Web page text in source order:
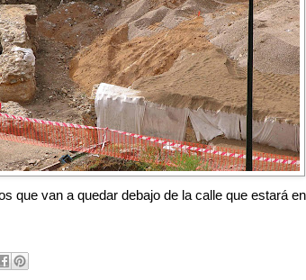
que van a quedar debajo de la calle que estará